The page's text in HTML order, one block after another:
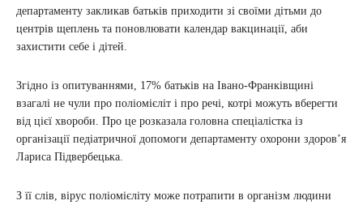
департаменту закликав батьків приходити зі своїми дітьми до
центрів щеплень та поновлювати календар вакцинації, аби
захистити себе і дітей.
Згідно із опитуваннями, 17% батьків на Івано-Франківщині
взагалі не чули про поліомієліт і про речі, котрі можуть вберегти
від цієї хвороби. Про це розказала головна спеціалістка із
організації педіатричної допомоги департаменту охорони здоров’я
Лариса Підвербецька.
З її слів, вірус поліомієліту може потрапити в організм людини